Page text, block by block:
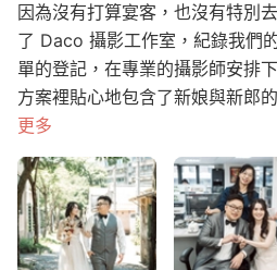
因為沒有打算宴客，也沒有特別
了 Daco 攝影工作室，紀錄我們
單的登記，在專業的攝影師安排
方案裡貼心地包含了新娘與新郎
更多